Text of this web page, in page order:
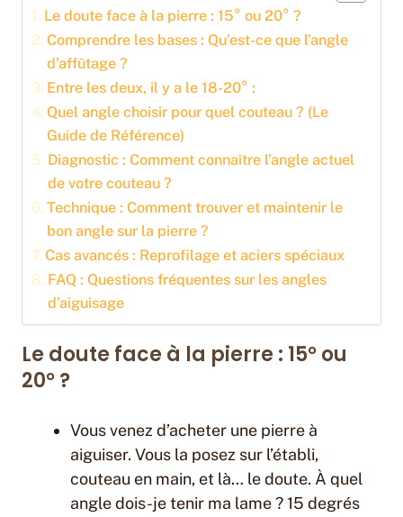
Le doute face à la pierre : 15° ou 20° ?
Comprendre les bases : Qu’est-ce que l’angle
d’affûtage ?
Entre les deux, il y a le 18-20° :
Quel angle choisir pour quel couteau ? (Le
Guide de Référence)
Diagnostic : Comment connaître l’angle actuel
de votre couteau ?
Technique : Comment trouver et maintenir le
bon angle sur la pierre ?
Cas avancés : Reprofilage et aciers spéciaux
FAQ : Questions fréquentes sur les angles
d’aiguisage
Le doute face à la pierre : 15° ou
20° ?
Vous venez d’acheter une pierre à
aiguiser. Vous la posez sur l’établi,
couteau en main, et là… le doute. À quel
angle dois-je tenir ma lame ? 15 degrés